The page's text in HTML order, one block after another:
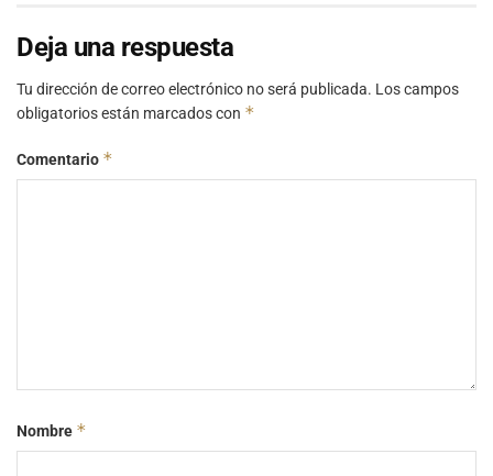
Deja una respuesta
Tu dirección de correo electrónico no será publicada. Los campos
obligatorios están marcados con *
Comentario *
Nombre *